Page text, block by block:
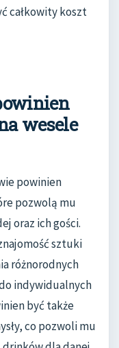
całkowity koszt
wesele
powinien
pozwolą mu
oraz ich gości.
sztuki
różnorodnych
indywidualnych
być także
co pozwoli mu